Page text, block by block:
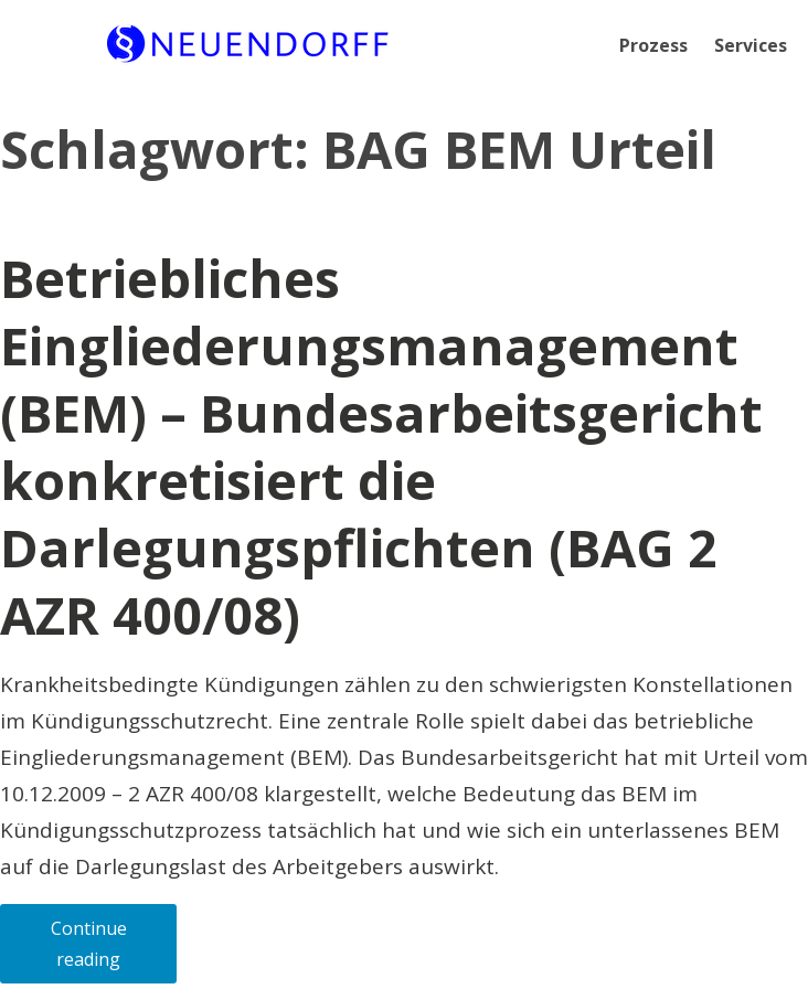
to
content
Prozess Services
Schlagwort: BAG BEM Urteil
Betriebliches
Eingliederungsmanagement
(BEM) – Bundesarbeitsgericht
konkretisiert die
Darlegungspflichten (BAG 2
AZR 400/08)
Krankheitsbedingte Kündigungen zählen zu den schwierigsten Konstellationen
im Kündigungsschutzrecht. Eine zentrale Rolle spielt dabei das betriebliche
Eingliederungsmanagement (BEM). Das Bundesarbeitsgericht hat mit Urteil vom
10.12.2009 – 2 AZR 400/08 klargestellt, welche Bedeutung das BEM im
Kündigungsschutzprozess tatsächlich hat und wie sich ein unterlassenes BEM
auf die Darlegungslast des Arbeitgebers auswirkt.
Continue
reading„Betriebliches